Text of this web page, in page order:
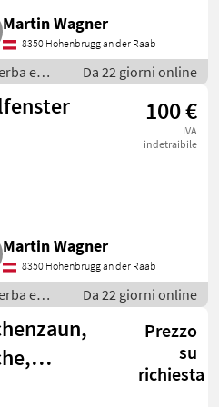
Martin Wagner
8350 Hohenbrugg an der Raab
e
da
/
Da 22 giorni online
100 €
IVA
indetraibile
Martin Wagner
8350 Hohenbrugg an der Raab
e
da
/
finestre
Da 22 giorni online
Prezzo
su
richiesta